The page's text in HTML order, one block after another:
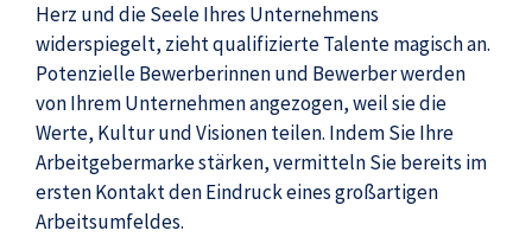
Herz und die Seele Ihres Unternehmens
widerspiegelt, zieht qualifizierte Talente magisch an.
Potenzielle Bewerberinnen und Bewerber werden
von Ihrem Unternehmen angezogen, weil sie die
Werte, Kultur und Visionen teilen. Indem Sie Ihre
Arbeitgebermarke stärken, vermitteln Sie bereits im
ersten Kontakt den Eindruck eines großartigen
Arbeitsumfeldes.